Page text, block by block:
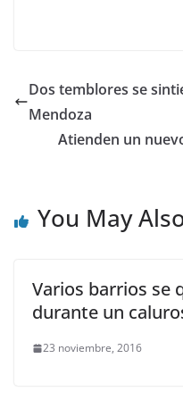
Dos temblores se
Mendoza
Atienden un
You May
Varios barrios se
durante un
23 noviembre, 2016